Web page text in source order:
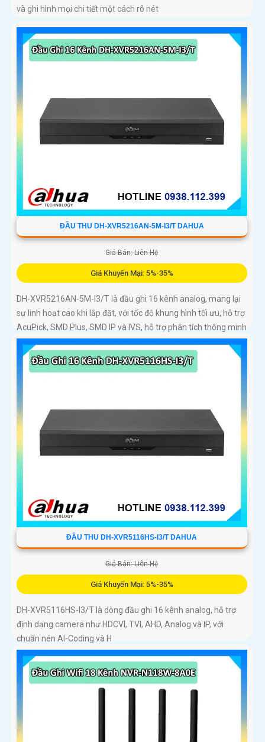
và ghi hình mọi chi tiết một cách rõ nét
ĐẦU THU DH-XVR5216AN-5M-I3/T DAHUA
Giá Bán: Liên Hệ
Giá Khuyến Mại: 5%-35%
DH-XVR5216AN-5M-I3/T là đầu ghi 16 kênh analog, mang lại
sự linh hoạt cao khi lắp đặt, với tốc độ khung hình tối ưu, hỗ trợ
AcuPick, SMD Plus, SMD IP và IVS, hỗ trợ phân tích thông minh
đến 24 kênh, đầu ghi có thể lắp 2 ổ cứng 16 TB, chuẩn nén AI-
Coding và H
ĐẦU THU DH-XVR5116HS-I3/T DAHUA
Giá Bán: Liên Hệ
Giá Khuyến Mại: 5%-35%
DH-XVR5116HS-I3/T là dòng đầu ghi 16 kênh analog, hỗ trợ
định dạng camera như HDCVI, TVI, AHD, Analog và IP, với
chuẩn nén AI-Coding và H